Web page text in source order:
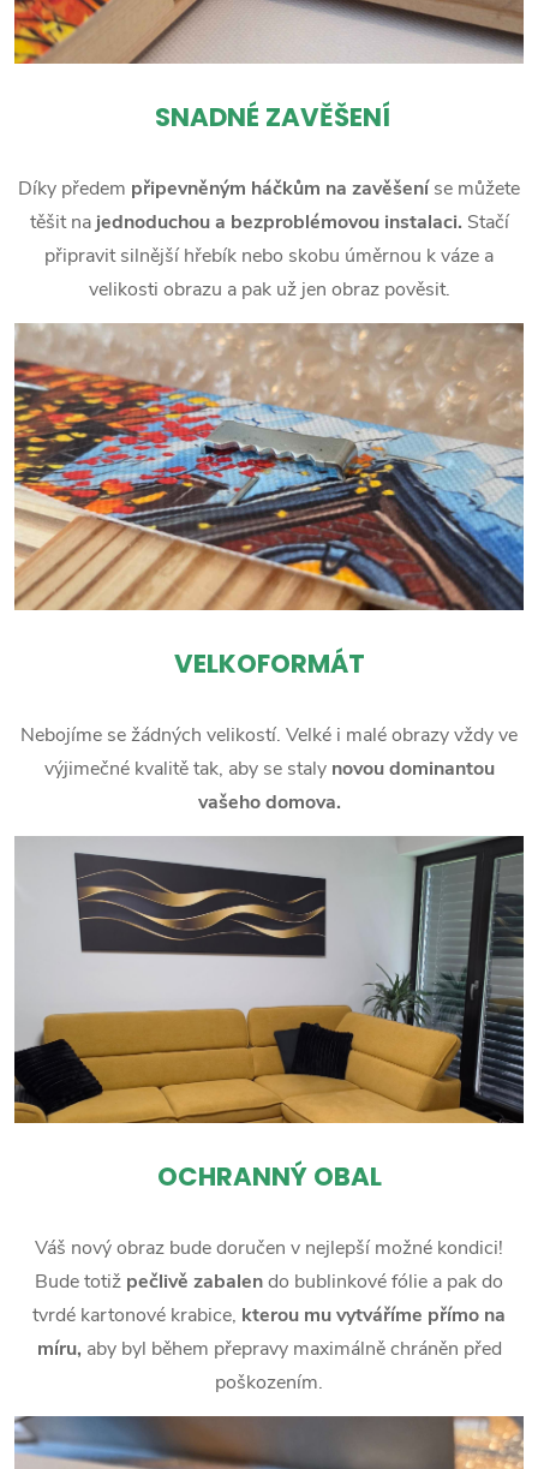
SNADNÉ ZAVĚŠENÍ
Díky předem připevněným háčkům na zavěšeníse můžete
těšit na jednoduchou a bezproblémovou instalaci. Stačí
připravit silnější hřebík nebo skobu úměrnou k váze a
velikosti obrazu a pak už jen obraz pověsit.
VELKOFORMÁT
Nebojíme se žádných velikostí. Velké i malé obrazy vždy ve
výjimečné kvalitě tak, aby se staly novou dominantou
vašeho domova.
OCHRANNÝ OBAL
Váš nový obraz bude doručen v nejlepší možné kondici!
Bude totiž pečlivě zabalendo bublinkové fólie a pak do
tvrdé kartonové krabice, kterou mu vytváříme přímo na
míru, aby byl během přepravy maximálně chráněn před
poškozením.